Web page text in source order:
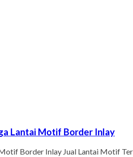
Lantai Motif Border Inlay
Border Inlay Jual Lantai Motif